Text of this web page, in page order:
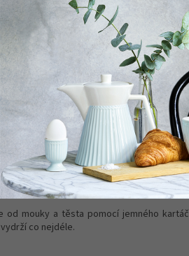
Hodnocení Diskuze
bez kypřícího prášku a na hmotách na
plát cca 0,5 cm pomocí hladkého
chladu alespoň na 20 minut a lehce
od mouky a těsta pomocí jemného
co nejdéle.